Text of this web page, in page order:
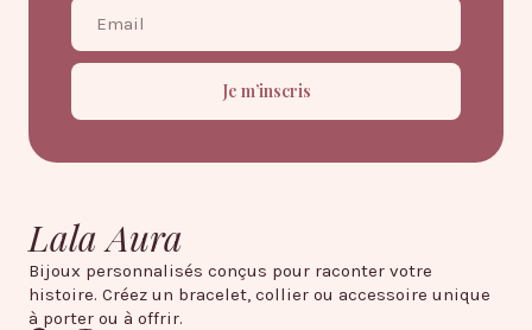
Je m’inscris
Lala Aura
Bijoux personnalisés conçus pour raconter votre
histoire. Créez un bracelet, collier ou accessoire unique
à porter ou à offrir.